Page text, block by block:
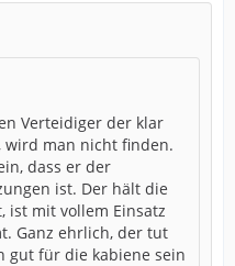
Verteidiger der klar
wird man nicht finden.
dass er der
ist. Der hält die
ist mit vollem Einsatz
Ganz ehrlich, der tut
gut für die kabiene sein